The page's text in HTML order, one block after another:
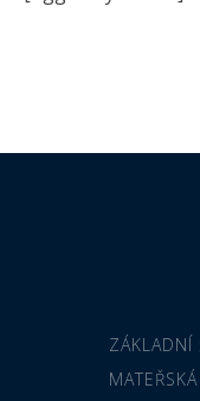
ZÁKLADNÍ